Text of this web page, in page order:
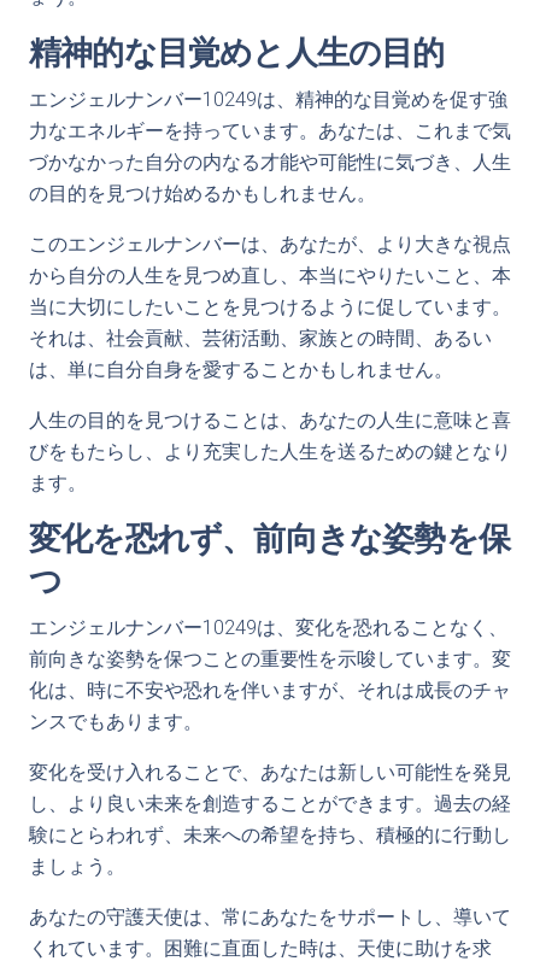
精神的な目覚めと人生の目的
エンジェルナンバー10249は、精神的な目覚めを促す強
力なエネルギーを持っています。あなたは、これまで気
づかなかった自分の内なる才能や可能性に気づき、人生
の目的を見つけ始めるかもしれません。
このエンジェルナンバーは、あなたが、より大きな視点
から自分の人生を見つめ直し、本当にやりたいこと、本
当に大切にしたいことを見つけるように促しています。
それは、社会貢献、芸術活動、家族との時間、あるい
は、単に自分自身を愛することかもしれません。
人生の目的を見つけることは、あなたの人生に意味と喜
びをもたらし、より充実した人生を送るための鍵となり
ます。
変化を恐れず、前向きな姿勢を保
つ
エンジェルナンバー10249は、変化を恐れることなく、
前向きな姿勢を保つことの重要性を示唆しています。変
化は、時に不安や恐れを伴いますが、それは成長のチャ
ンスでもあります。
変化を受け入れることで、あなたは新しい可能性を発見
し、より良い未来を創造することができます。過去の経
験にとらわれず、未来への希望を持ち、積極的に行動し
ましょう。
あなたの守護天使は、常にあなたをサポートし、導いて
くれています。困難に直面した時は、天使に助けを求